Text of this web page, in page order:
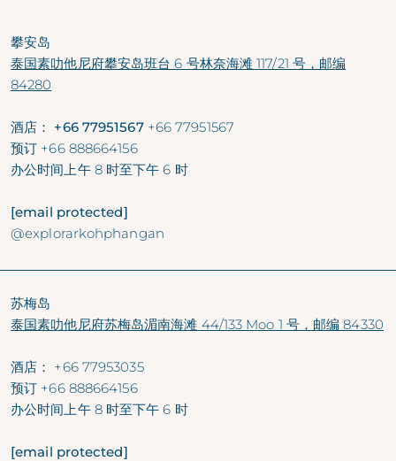
攀安岛
泰国素叻他尼府攀安岛班台 6 号林奈海滩 117/21 号，邮编
84280
酒店： +66 77951567 +66 77951567
预订 +66 888664156
办公时间上午 8 时至下午 6 时
[email protected]
@explorarkohphangan
苏梅岛
泰国素叻他尼府苏梅岛湄南海滩 44/133 Moo 1 号，邮编 84330
酒店： +66 77953035
预订 +66 888664156
办公时间 上午 8 时至下午 6 时
[email protected]